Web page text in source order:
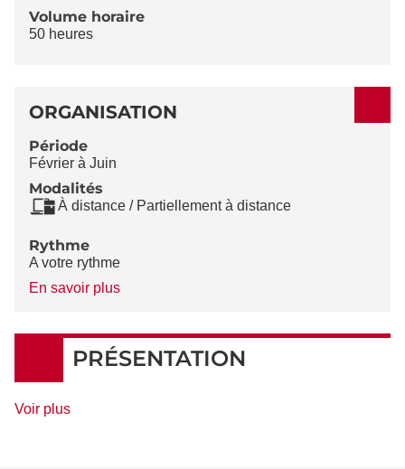
Volume horaire
50 heures
ORGANISATION
Période
Février à Juin
Modalités
À distance / Partiellement à distance
Rythme
A votre rythme
En savoir plusà
Rythme
PRÉSENTATION
Voir plusde